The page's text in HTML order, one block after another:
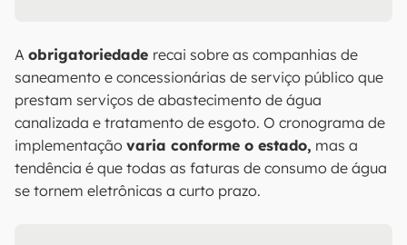
A obrigatoriedade recai sobre as companhias de
saneamento e concessionárias de serviço público que
prestam serviços de abastecimento de água
canalizada e tratamento de esgoto. O cronograma de
implementação varia conforme o estado, mas a
tendência é que todas as faturas de consumo de água
se tornem eletrônicas a curto prazo.